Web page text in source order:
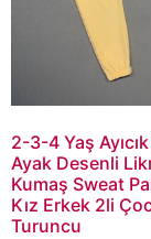
2-3-4 Yaş
Ayak Desenli
Kumaş Sweat
Kız Erkek 2li
Turuncu